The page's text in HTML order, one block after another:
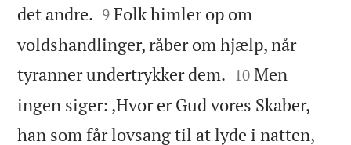
det andre. 

9 Folk himler op om
voldshandlinger, råber om hjælp, når
tyranner undertrykker dem. 

10 Men
ingen siger: ‚Hvor er Gud vores Skaber,
han som får lovsang til at lyde i natten,